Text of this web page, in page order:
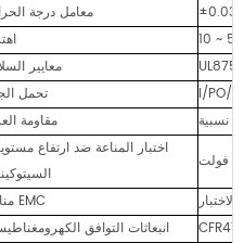
معامل درجة
معايير
تحمل
مقاومة
اختبار المناعة ضد ارتفاع
مناعة EMC
انبعاثات التوافق